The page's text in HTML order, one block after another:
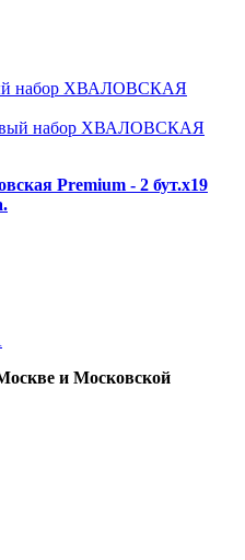
набор ХВАЛОВСКАЯ
Premium - 2 бут.х19
и Московской